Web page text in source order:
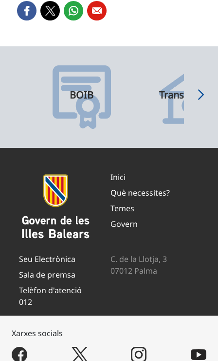
BOIB
Inici
Què necessites?
Temes
Govern
Seu Electrònica
Sala de premsa
Telèfon d'atenció
012
C. de la Llotja, 3
07012 Palma
Xarxes socials